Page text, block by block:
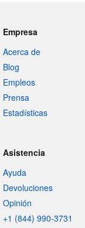
Empresa
Acerca de
Blog
Empleos
Prensa
Estadísticas
Asistencia
Ayuda
Devoluciones
Opinión
+1 (844) 990-3731